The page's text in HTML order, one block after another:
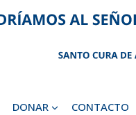
DONAR CONTACTO